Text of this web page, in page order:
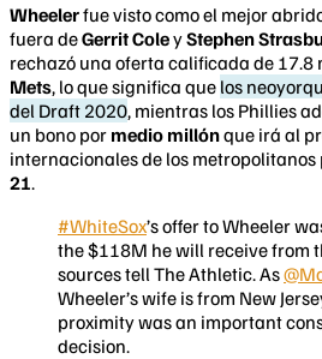
Wheelerfue visto como el mejor
fuera deGerrit ColeyStephen
rechazó una oferta calificada de 17.8
Mets, lo que significa que los
del Draft 2020, mientras los Phillies
un bono por medio millónque irá al
internacionales de los metropolitanos
21.
#WhiteSox’s offer to Wheeler
the $118M he will receive from
sources tell The Athletic. As
Wheeler’s wife is from New
proximity was an important
decision.